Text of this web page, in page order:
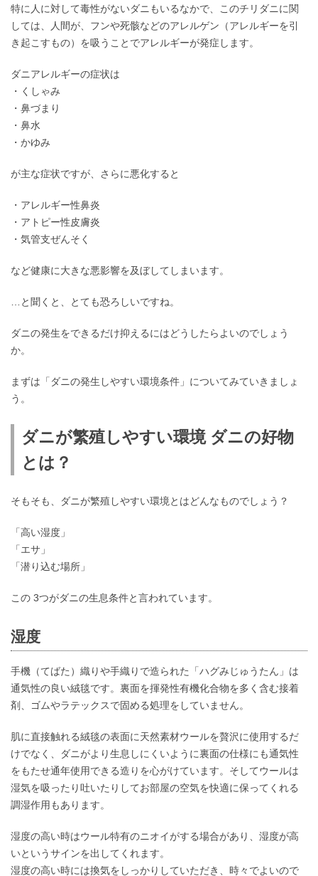
特に人に対して毒性がないダニもいるなかで、このチリダニに関
しては、人間が、フンや死骸などのアレルゲン（アレルギーを引
き起こすもの）を吸うことでアレルギーが発症します。
ダニアレルギーの症状は
・くしゃみ
・鼻づまり
・鼻水
・かゆみ
が主な症状ですが、さらに悪化すると
・アレルギー性鼻炎
・アトピー性皮膚炎
・気管支ぜんそく
など健康に大きな悪影響を及ぼしてしまいます。
…と聞くと、とても恐ろしいですね。
ダニの発生をできるだけ抑えるにはどうしたらよいのでしょう
か。
まずは「ダニの発生しやすい環境条件」についてみていきましょ
う。
ダニが繁殖しやすい環境 ダニの好物
とは？
そもそも、ダニが繁殖しやすい環境とはどんなものでしょう？
「高い湿度」
「エサ」
「潜り込む場所」
この 3つがダニの生息条件と言われています。
湿度
手機（てばた）織りや手織りで造られた「ハグみじゅうたん」は
通気性の良い絨毯です。裏面を揮発性有機化合物を多く含む接着
剤、ゴムやラテックスで固める処理をしていません。
肌に直接触れる絨毯の表面に天然素材ウールを贅沢に使用するだ
けでなく、ダニがより生息しにくいように裏面の仕様にも通気性
をもたせ通年使用できる造りを心がけています。そしてウールは
湿気を吸ったり吐いたりしてお部屋の空気を快適に保ってくれる
調湿作用もあります。
湿度の高い時はウール特有のニオイがする場合があり、湿度が高
いというサインを出してくれます。
湿度の高い時には換気をしっかりしていただき、時々でよいので